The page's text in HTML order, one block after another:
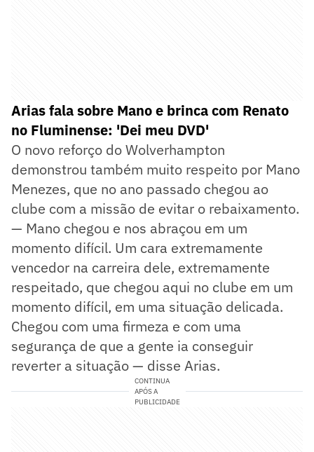
Arias fala sobre Mano e brinca com Renato
no Fluminense: 'Dei meu DVD'
O novo reforço do Wolverhampton
demonstrou também muito respeito por Mano
Menezes, que no ano passado chegou ao
clube com a missão de evitar o rebaixamento.
— Mano chegou e nos abraçou em um
momento difícil. Um cara extremamente
vencedor na carreira dele, extremamente
respeitado, que chegou aqui no clube em um
momento difícil, em uma situação delicada.
Chegou com uma firmeza e com uma
segurança de que a gente ia conseguir
reverter a situação — disse Arias.
CONTINUA
APÓS A
PUBLICIDADE